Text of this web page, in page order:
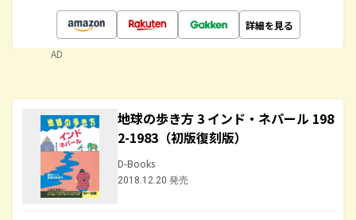
詳細を見る
AD
地球の歩き方 3 インド・ネパール 198
2-1983（初版復刻版）
D-Books
2018.12.20 発売